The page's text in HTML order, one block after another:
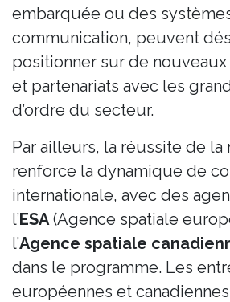
embarquée ou des
communication, peuvent
positionner sur de nouveaux
et partenariats avec les
d’ordre du secteur.
Par ailleurs, la réussite de la
renforce la dynamique de
internationale, avec des
l’ESA (Agence spatiale
l’Agence spatiale
dans le programme. Les
européennes et